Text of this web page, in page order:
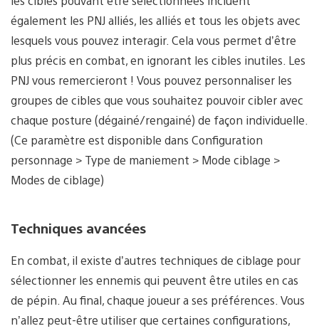
également les PNJ alliés, les alliés et tous les objets avec
lesquels vous pouvez interagir. Cela vous permet d’être
plus précis en combat, en ignorant les cibles inutiles. Les
PNJ vous remercieront ! Vous pouvez personnaliser les
groupes de cibles que vous souhaitez pouvoir cibler avec
chaque posture (dégainé/rengainé) de façon individuelle.
(Ce paramètre est disponible dans Configuration
personnage > Type de maniement > Mode ciblage >
Modes de ciblage)
Techniques avancées
En combat, il existe d’autres techniques de ciblage pour
sélectionner les ennemis qui peuvent être utiles en cas
de pépin. Au final, chaque joueur a ses préférences. Vous
n’allez peut-être utiliser que certaines configurations,